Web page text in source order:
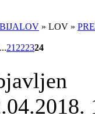
» LOV »
...21 222324